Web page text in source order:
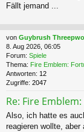
Fällt jemand ...
von Guybrush
8. Aug 2026, 06:05
Forum: Spiele
Thema: Fire Emblem:
Antworten: 12
Zugriffe: 2047
Re: Fire
Also, ich hatte es
reagieren wollte,